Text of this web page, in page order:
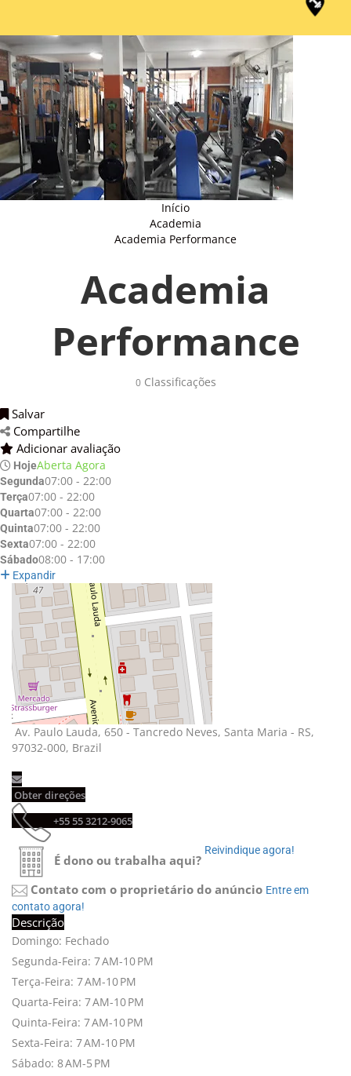
Início
Academia
Academia Performance
Academia
Performance
0Classificações
Salvar
Compartilhe
Adicionar avaliação
HojeAberta Agora
Segunda07:00 - 22:00
Terça07:00 - 22:00
Quarta07:00 - 22:00
Quinta07:00 - 22:00
Sexta07:00 - 22:00
Sábado08:00 - 17:00
Expandir
Av. Paulo Lauda, 650 - Tancredo Neves, Santa Maria - RS,
97032-000, Brazil
Obter direções
+55 55 3212-9065
É dono ou trabalha aqui?
Reivindique agora!
Contato com o proprietário do anúncio Entre em
contato agora!
Descrição
Domingo: Fechado
Segunda-Feira: 7 AM-10 PM
Terça-Feira: 7 AM-10 PM
Quarta-Feira: 7 AM-10 PM
Quinta-Feira: 7 AM-10 PM
Sexta-Feira: 7 AM-10 PM
Sábado: 8 AM-5 PM